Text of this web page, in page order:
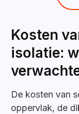
Kosten
isolatie:
De kosten van
oppervlak, de